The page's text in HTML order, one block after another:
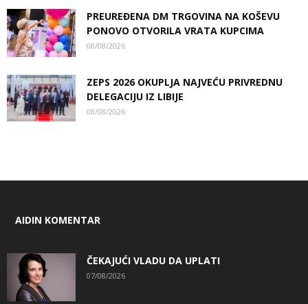
PREUREĐENA DM TRGOVINA NA KOŠEVU
PONOVO OTVORILA VRATA KUPCIMA
08/08/2026
ZEPS 2026 OKUPLJA NAJVEĆU PRIVREDNU
DELEGACIJU IZ LIBIJE
08/08/2026
AIDIN KOMENTAR
ČEKAJUĆI VLADU DA UPLATI
07/08/2026